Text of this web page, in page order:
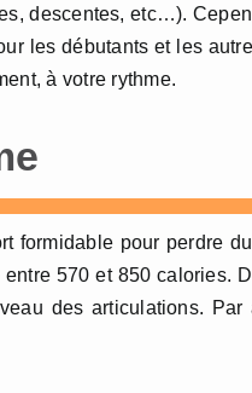
descentes, etc…).
les débutants et les
à votre rythme.
formidable pour perdre
570 et 850 calories.
des articulations.